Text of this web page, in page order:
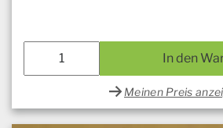
In den
Meinen Preis